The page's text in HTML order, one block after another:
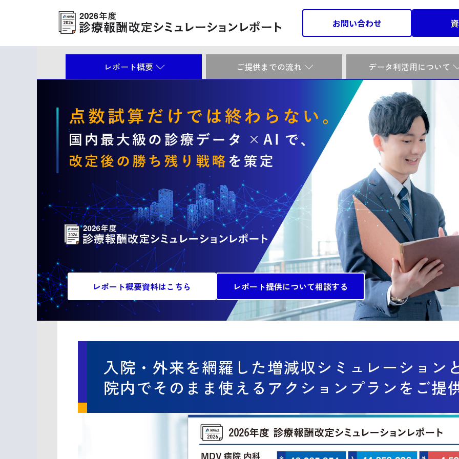
お問い合わせ
レポート概要 ご提供までの流れ データ利活用について
レポート概要資料はこちら レポート提供について相談する
入院・外来を網羅した増減収シミュレーション
院内でそのまま使えるアクションプランをご提